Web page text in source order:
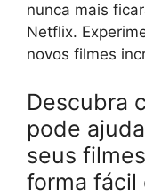
nunca mais
Netflix.
novos filmes
Descubra
pode
seus
forma fácil